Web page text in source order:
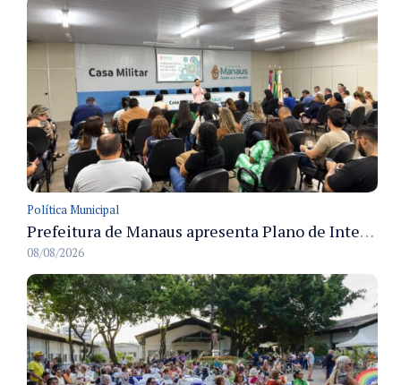
Política Municipal
Prefeitura de Manaus apresenta Plano de Integridade da CGM e qualifica servidores para governança e conformidade no biênio 2027-2028
08/08/2026